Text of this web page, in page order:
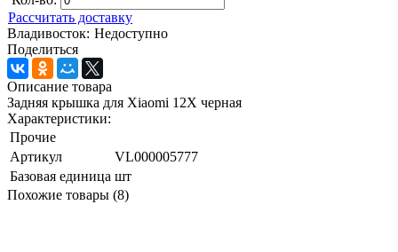
Рассчитать доставку
Владивосток: Недоступно
Поделиться
Описание товара
Задняя крышка для Xiaomi 12X черная
Характеристики:
Прочие
Артикул
VL000005777
Базовая единица шт
Похожие товары (8)